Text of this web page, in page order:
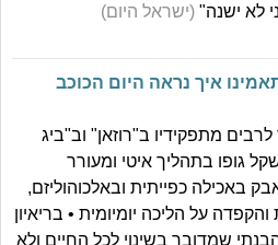
לא ישנה" (ישראל היום)
ק"ג: לא תאמינו איך נראה היום הכוכב
(72), המוכר לרבים מתפקידיו ב"רוזאן" וב"ביג
גופו בתהליך איטי ומעורר
באכילה כפייתית ובאלכוהוליזם,
והקפדה על הליכה יומיומית • בריאיון
שמדובר בשינוי לכל החיים ולא